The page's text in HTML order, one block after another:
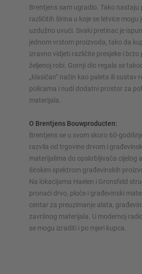
Brentjens sam ugradio. Tako nastaju
različitih širina u koje se letvice mogu
uzdužno uvući. Svaki pretinac je
jednom vrstom proizvoda, tako da
izravno vidjeti različite presjeke i brzo
željenoj robi. Gornji dio regala se
„klasičan“ način kao paleta ili sustav
policama i nudi dodatni prostor za
materijala.
O Brentjens Bouwproducten:
Brentjens se u svom skoro 60-
razvila od trgovine drvom i
materijalima do opskrbljivača cijelog
širokim spektrom građevinskih
Na lokacijama Haelen i Gronsfeld
pronaći drvo, ploče i građevinski
centar za preuzimanje alata,
završnog materijala. U modernoj
se mogu izraditi i po mjeri kupca.